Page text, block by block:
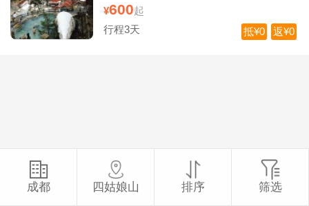
¥600起
行程3天
返¥0
抵¥0
成都 四姑娘山 排序 筛选